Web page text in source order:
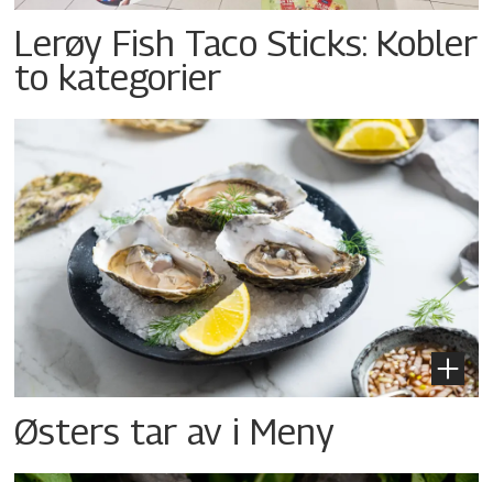
Lerøy Fish Taco Sticks: Kobler
to kategorier
Østers tar av i Meny